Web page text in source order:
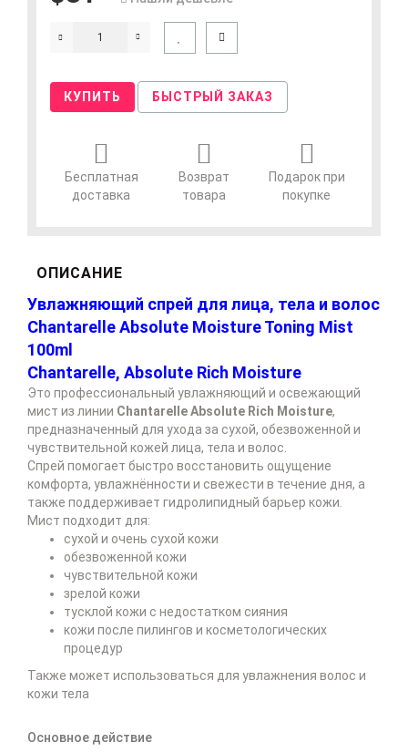
КУПИТЬ БЫСТРЫЙ ЗАКАЗ
Бесплатная
доставка
Возврат
товара
Подарок при
покупке
ОПИСАНИЕ
Увлажняющий спрей для лица, тела и волос
Chantarelle Absolute Moisture Toning Mist
100ml
Chantarelle, Absolute Rich Moisture
Это профессиональный увлажняющий и освежающий
мист из линии Chantarelle Absolute Rich Moisture,
предназначенный для ухода за сухой, обезвоженной и
чувствительной кожей лица, тела и волос.
Спрей помогает быстро восстановить ощущение
комфорта, увлажнённости и свежести в течение дня, а
также поддерживает гидролипидный барьер кожи.
Мист подходит для:
сухой и очень сухой кожи
обезвоженной кожи
чувствительной кожи
зрелой кожи
тусклой кожи с недостатком сияния
кожи после пилингов и косметологических
процедур
Также может использоваться для увлажнения волос и
кожи тела
Основное действие